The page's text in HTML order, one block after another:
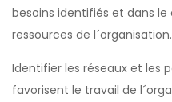
besoins identifiés et dans
ressources de l´organisation.
Identifier les réseaux et les
favorisent le travail de